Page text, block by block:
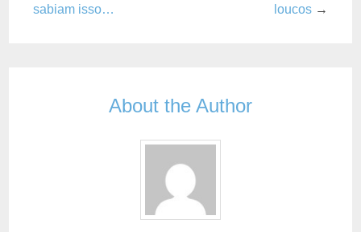
sabiam isso…
loucos→
About the Author